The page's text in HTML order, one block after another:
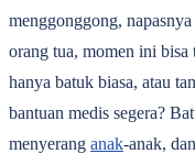
menggonggong,
orang tua, momen ini bisa
hanya batuk biasa, atau
bantuan medis segera?
menyerang anak-anak,